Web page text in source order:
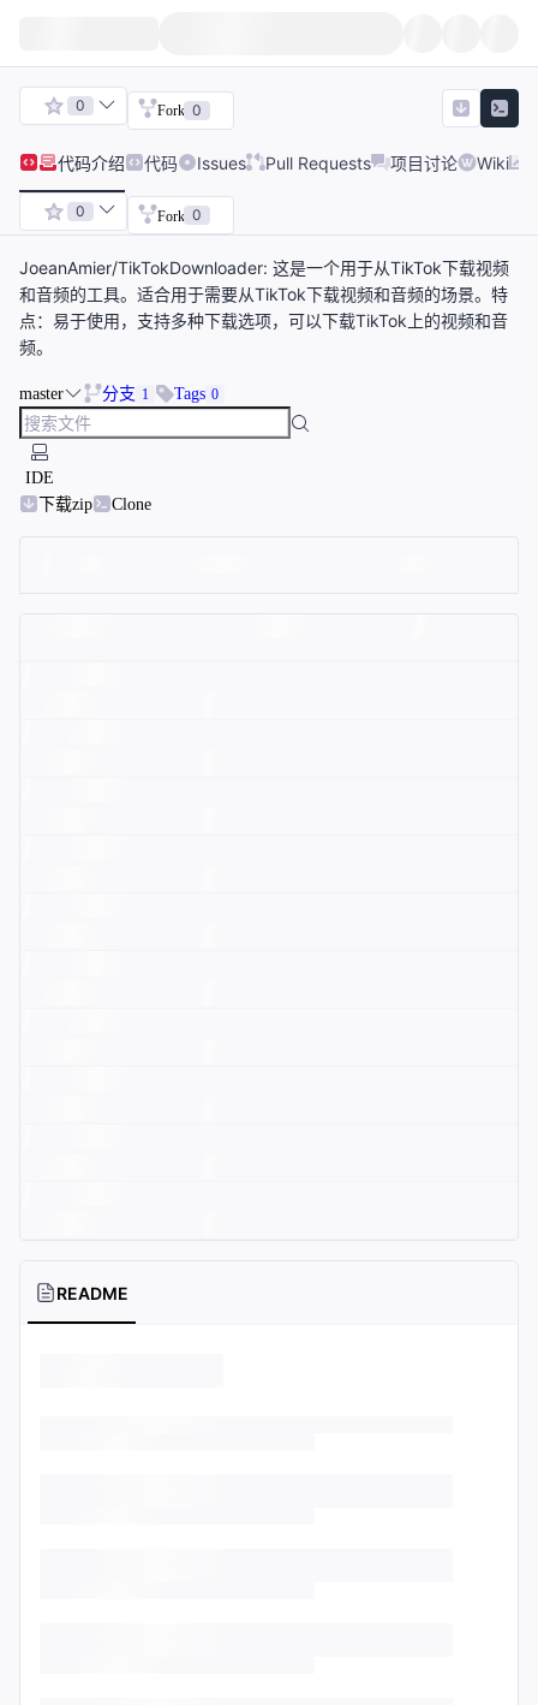
0 Fork 0
代码介绍 代码 Issues Pull Requests 项目讨论 Wiki
0 Fork 0
JoeanAmier/TikTokDownloader: 这是一个用于从TikTok下载视频
和音频的工具。适合用于需要从TikTok下载视频和音频的场景。特
点：易于使用，支持多种下载选项，可以下载TikTok上的视频和音
频。
master 分支 1 Tags 0
IDE
下载zip
Clone
README